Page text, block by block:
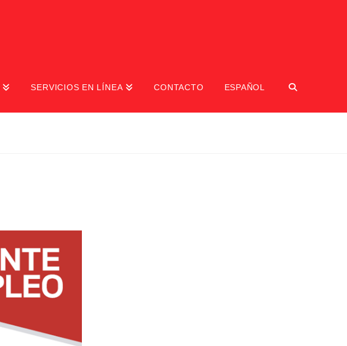
SERVICIOS EN LÍNEA CONTACTO ESPAÑOL